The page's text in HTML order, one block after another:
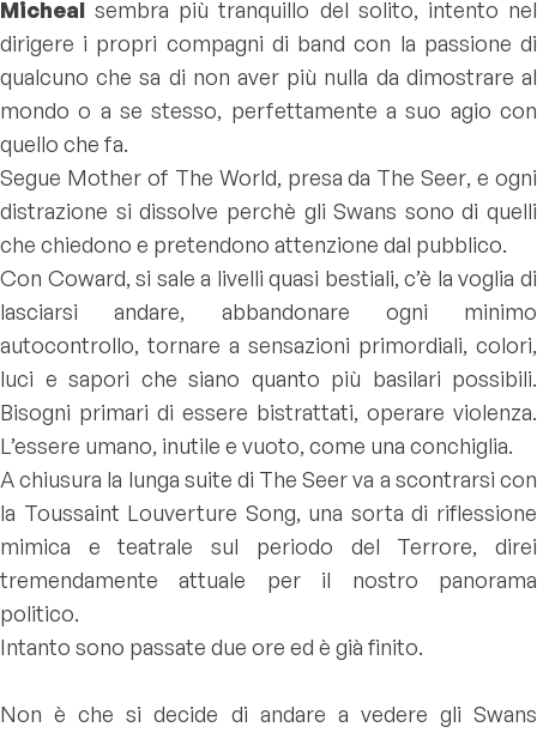
Micheal sembra più tranquillo del solito, intento nel
dirigere i propri compagni di band con la passione di
qualcuno che sa di non aver più nulla da dimostrare al
mondo o a se stesso, perfettamente a suo agio con
quello che fa.
Segue Mother of The World, presa da The Seer, e ogni
distrazione si dissolve perchè gli Swans sono di quelli
che chiedono e pretendono attenzione dal pubblico.
Con Coward, si sale a livelli quasi bestiali, c’è la voglia di
lasciarsi andare, abbandonare ogni minimo
autocontrollo, tornare a sensazioni primordiali, colori,
luci e sapori che siano quanto più basilari possibili.
Bisogni primari di essere bistrattati, operare violenza.
L’essere umano, inutile e vuoto, come una conchiglia.
A chiusura la lunga suite di The Seerva a scontrarsi con
la Toussaint Louverture Song, una sorta di riflessione
mimica e teatrale sul periodo del Terrore, direi
tremendamente attuale per il nostro panorama
politico.
Intanto sono passate due ore ed è già finito.
Non è che si decide di andare a vedere gli Swans